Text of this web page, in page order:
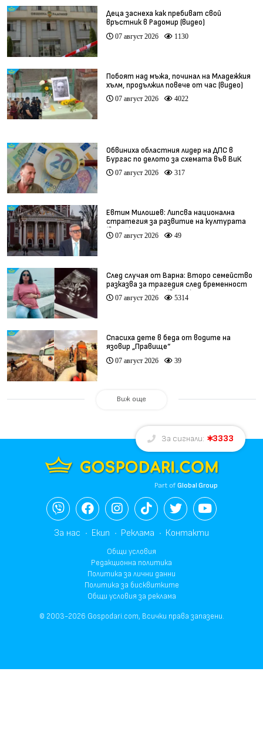
Деца заснеха как пребиват свой
връстник в Радомир (видео)
07 август 2026 1130
Побоят над мъжа, починал на Младежкия
хълм, продължил повече от час (видео)
07 август 2026 4022
Обвиниха областния лидер на ДПС в
Бургас по делото за схемата във ВиК
07 август 2026 317
Евтим Милошев: Липсва национална
стратегия за развитие на културата
(видео)
07 август 2026 49
След случая от Варна: Второ семейство
разказва за трагедия след бременност
при същия лекар (видео)
07 август 2026 5314
Спасиха дете в беда от водите на
язовир „Правище“
07 август 2026 39
Виж още
За сигнали: 3333
Part ofGlobal Group
За нас Екип Реклама Контакти
Общи условия
Редакционна политика
Политика за лични данни
Политика за бисквитките
Общи условия за реклама
© 2003-2026 Gospodari.com, Всички права запазени.